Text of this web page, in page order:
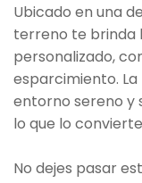
Ubicado en una
terreno te brinda
personalizado,
esparcimiento.
entorno sereno y
lo que lo
No dejes pasar